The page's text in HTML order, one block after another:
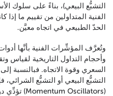
التشبُّع البيعي)، بناءً على سلوك
الفنية المتداولين من تقييم ما
الحدّ الطبيعي في اتجاه معيَّن.
وتُعرَّف المؤشِّرات الفنية بأنَّها
وأحجام التداول التاريخية لقياس
السعري وقوة الاتجاه. فبالنسبة
التشبُّع البيعي أو التشبُّع
(Momentum Oscillators) تؤدِّي دورًا أساسيًا.